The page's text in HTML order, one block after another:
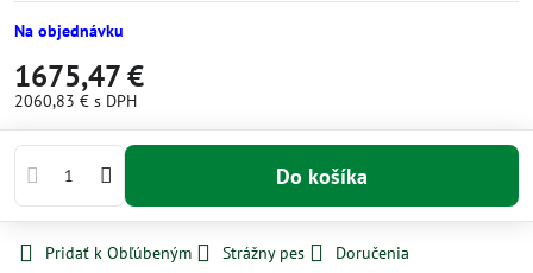
Na objednávku
1675,47 €
2060,83 € s DPH
Do košíka
Pridať k Obľúbeným Strážny pes
Doručenia